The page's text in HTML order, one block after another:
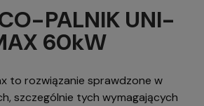
PALNIK UNI-
60kW
to rozwiązanie sprawdzone w
szczególnie tych wymagających